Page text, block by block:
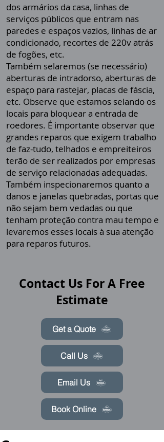
dos armários da casa, linhas de
serviços públicos que entram nas
paredes e espaços vazios, linhas de ar
condicionado, recortes de 220v atrás
de fogões, etc.
Também selaremos (se necessário)
aberturas de intradorso, aberturas de
espaço para rastejar, placas de fáscia,
etc. Observe que estamos selando os
locais para bloquear a entrada de
roedores. É importante observar que
grandes reparos que exigem trabalho
de faz-tudo, telhados e empreiteiros
terão de ser realizados por empresas
de serviço relacionadas adequadas.
Também inspecionaremos quanto a
danos e janelas quebradas, portas que
não sejam bem vedadas ou que
tenham proteção contra mau tempo e
levaremos esses locais à sua atenção
para reparos futuros.
Contact Us For A Free
Estimate
Get a Quote
Call Us
Email Us
Book Online